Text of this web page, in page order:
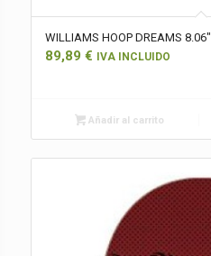
WILLIAMS HOOP DREAMS 8.06″
89,89 € IVA INCLUIDO
Añadir al carrito